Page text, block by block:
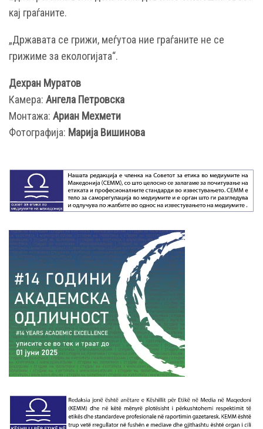
кај граѓаните.
„Државата се грижи, меѓутоа ние граѓаните не се
грижиме за екологијата“.
Дехран Муратов
Камера: Ангела Петровска
Монтажа: Ариан Мехмети
Фотографија: Марија Вишинова